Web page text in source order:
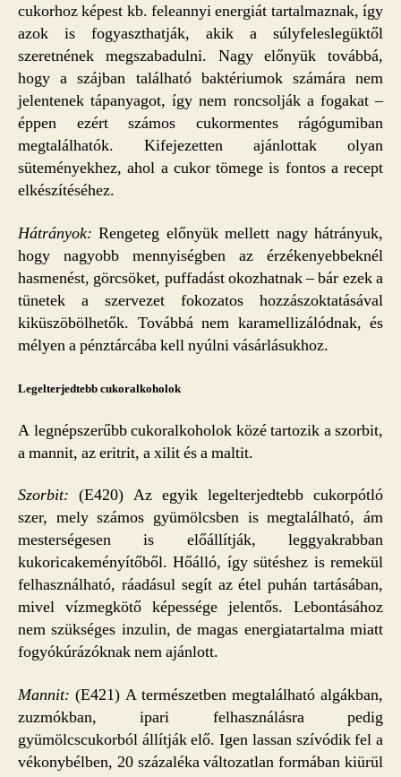
cukorhoz képest kb. feleannyi energiát tartalmaznak, így
azok is fogyaszthatják, akik a súlyfeleslegüktől
szeretnének megszabadulni. Nagy előnyük továbbá,
hogy a szájban található baktériumok számára nem
jelentenek tápanyagot, így nem roncsolják a fogakat –
éppen ezért számos cukormentes rágógumiban
megtalálhatók. Kifejezetten ajánlottak olyan
süteményekhez, ahol a cukor tömege is fontos a recept
elkészítéséhez.
Hátrányok: Rengeteg előnyük mellett nagy hátrányuk,
hogy nagyobb mennyiségben az érzékenyebbeknél
hasmenést, görcsöket, puffadást okozhatnak – bár ezek a
tünetek a szervezet fokozatos hozzászoktatásával
kiküszöbölhetők. Továbbá nem karamellizálódnak, és
mélyen a pénztárcába kell nyúlni vásárlásukhoz.
Legelterjedtebb cukoralkoholok
A legnépszerűbb cukoralkoholok közé tartozik a szorbit,
a mannit, az eritrit, a xilit és a maltit.
Szorbit: (E420) Az egyik legelterjedtebb cukorpótló
szer, mely számos gyümölcsben is megtalálható, ám
mesterségesen is előállítják, leggyakrabban
kukoricakeményítőből. Hőálló, így sütéshez is remekül
felhasználható, ráadásul segít az étel puhán tartásában,
mivel vízmegkötő képessége jelentős. Lebontásához
nem szükséges inzulin, de magas energiatartalma miatt
fogyókúrázóknak nem ajánlott.
Mannit: (E421) A természetben megtalálható algákban,
zuzmókban, ipari felhasználásra pedig
gyümölcscukorból állítják elő. Igen lassan szívódik fel a
vékonybélben, 20 százaléka változatlan formában kiürül